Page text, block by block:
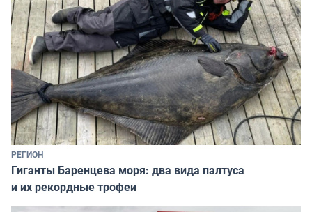
РЕГИОН
Гиганты Баренцева моря: два вида палтуса
и их рекордные трофеи